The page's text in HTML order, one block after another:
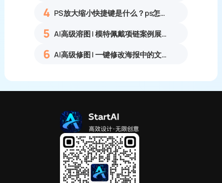
4 PS放大缩小快捷键是什么？ps怎么把图片拉大拉小？
5 AI高级溶图 | 模特佩戴项链案例展示
6 AI高级修图 | 一键修改海报中的文字